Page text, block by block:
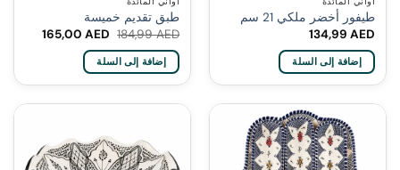
طيفور أخضر ملكي 21 سم
134,99AED
إضافة إلى السلة
طبق تقديم خميسة
184,99AED السعر
هو:
184,99 AED.
165,00AED السعر
إضافة إلى السلة